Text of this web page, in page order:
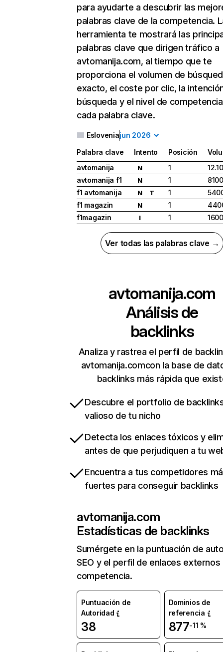
para ayudarte a descubrir las
palabras clave de la competencia.
herramienta te mostrará las
palabras clave que dirigen tráfico a
avtomanija.com, al tiempo que te
proporciona el volumen de
exacto, el coste por clic, la
búsqueda y el nivel de
cada palabra clave.
Esloveniajun 2026
Palabra clave Intento Posición
avtomanija
N 1
avtomanija f1
N 1
8100
f1 avtomanija
N T 1
f1 magazin
N 1
f1magazin
I 1 1600
Ver todas las palabras clave →
avtomanija.com
Análisis de
backlinks
Analiza y rastrea el perfil de
avtomanija.comcon la base de
backlinks más rápida que
Descubre el portfolio de
valioso de tu nicho
Detecta los enlaces tóxicos y
antes de que perjudiquen a tu
Encuentra a tus competidores
fuertes para conseguir backlinks
avtomanija.com
Estadísticas de backlinks
Sumérgete en la puntuación de
SEO y el perfil de enlaces externos
competencia.
Puntuación de
Autoridad
38
Dominios de
referencia
877-11 %